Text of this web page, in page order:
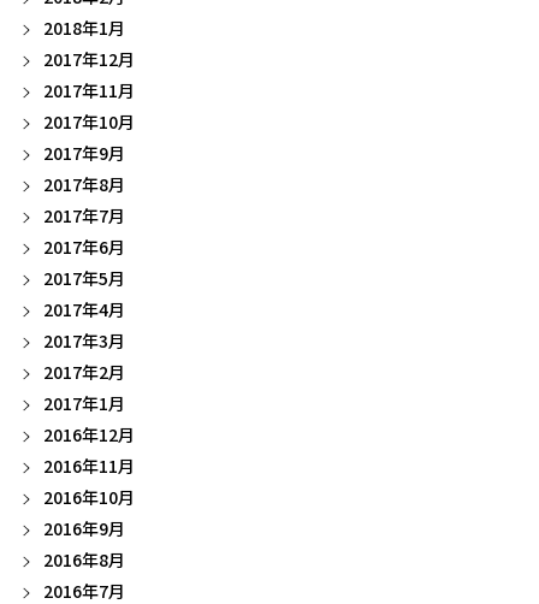
2018年1月
2017年12月
2017年11月
2017年10月
2017年9月
2017年8月
2017年7月
2017年6月
2017年5月
2017年4月
2017年3月
2017年2月
2017年1月
2016年12月
2016年11月
2016年10月
2016年9月
2016年8月
2016年7月